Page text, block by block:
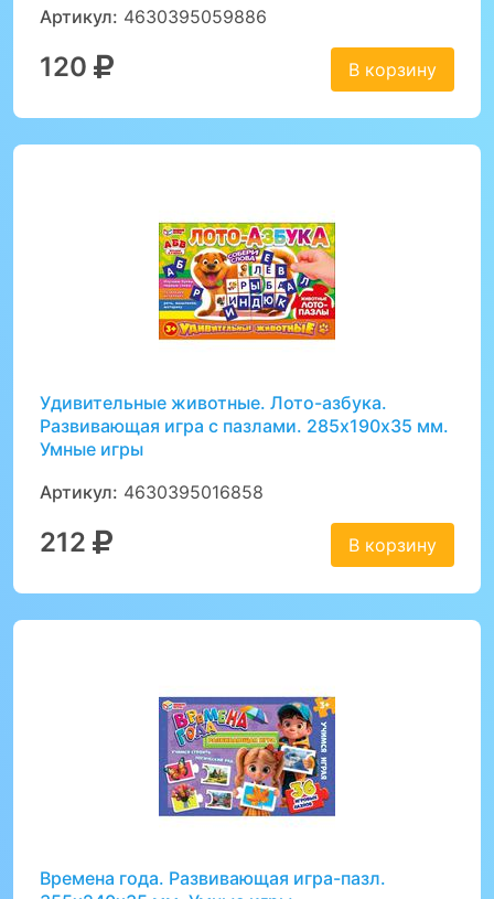
Артикул: 4630395059886
120 В корзину
Удивительные животные. Лото-азбука.
Развивающая игра с пазлами. 285х190х35 мм.
Умные игры
Артикул: 4630395016858
212 В корзину
Времена года. Развивающая игра-пазл.